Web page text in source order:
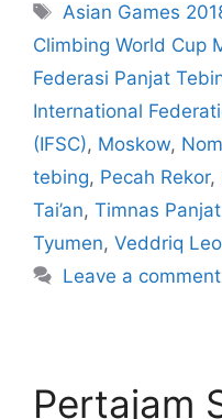
Asian Games
Climbing World Cup
Federasi Panjat
International
(IFSC), Moskow,
tebing, Pecah Rekor,
Tai’an, Timnas
Tyumen, Veddriq
Leave a comment
Pertajam